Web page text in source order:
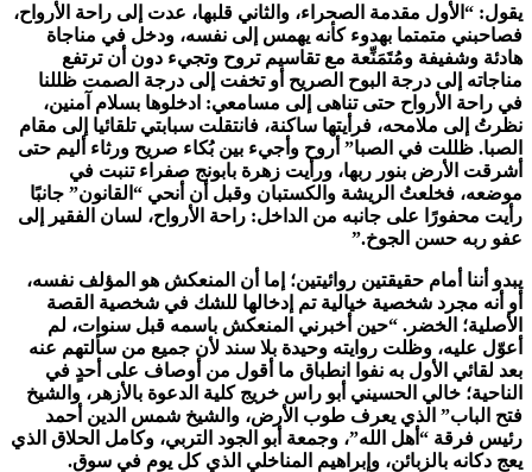
يقول: “الأول مقدمة الصحراء، والثاني قلبها، عدت إلى راحة الأرواح،
فصاحبني متمتما بهدوء كأنه يهمس إلى نفسه، ودخل في مناجاة
هادئة وشفيفة ومُتَمَنِّعة مع تقاسيم تروح وتجيء دون أن ترتفع
مناجاته إلى درجة البوح الصريح أو تخفت إلى درجة الصمت ظللنا
في راحة الأرواح حتى تناهى إلى مسامعي: ادخلوها بسلام آمنین،
نظرتُ إلى ملامحه، فرأيتها ساكنة، فانتقلت سبابتي تلقائيا إلى مقام
الصبا. ظللت في الصبا” أروح وأجيء بين بُكاء صريح ورثاء أليم حتى
أشرقت الأرض بنور ربها، ورأيت زهرة بابونج صفراء تنبت في
موضعه، فخلعتُ الريشة والكستبان وقبل أن أنحي “القانون” جانبًا
رأيت محفورًا على جانبه من الداخل: راحة الأرواح، لسان الفقير إلى
عفو ربه حسن الجوخ.”
يبدو أننا أمام حقيقتين روائيتين؛ إما أن المنعكش هو المؤلف نفسه،
أو أنه مجرد شخصية خيالية تم إدخالها للشك في شخصية القصة
الأصلية؛ الخضر. “حين أخبرني المنعكش باسمه قبل سنوات، لم
أعوّل عليه، وظلت روايته وحيدة بلا سند لأن جميع من سألتهم عنه
بعد لقائي الأول به نفوا انطباق ما أقول من أوصاف على أحدٍ في
الناحية؛ خالي الحسيني أبو راس خريج كلية الدعوة بالأزهر، والشيخ
فتح الباب” الذي يعرف طوب الأرض، والشيخ شمس الدين أحمد
رئيس فرقة “أهل الله”، وجمعة أبو الجود التربي، وكامل الحلاق الذي
يعج دكانه بالزبائن، وإبراهيم المناخلي الذي كل يوم في سوق.